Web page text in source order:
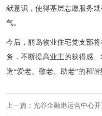
献意识，使得基层志愿服务
气。
今后，丽岛物业住宅党支部
务，不断提高业主的获得感
造“爱老、敬老、助老”的和谐
上一篇：光谷金融港运营中心